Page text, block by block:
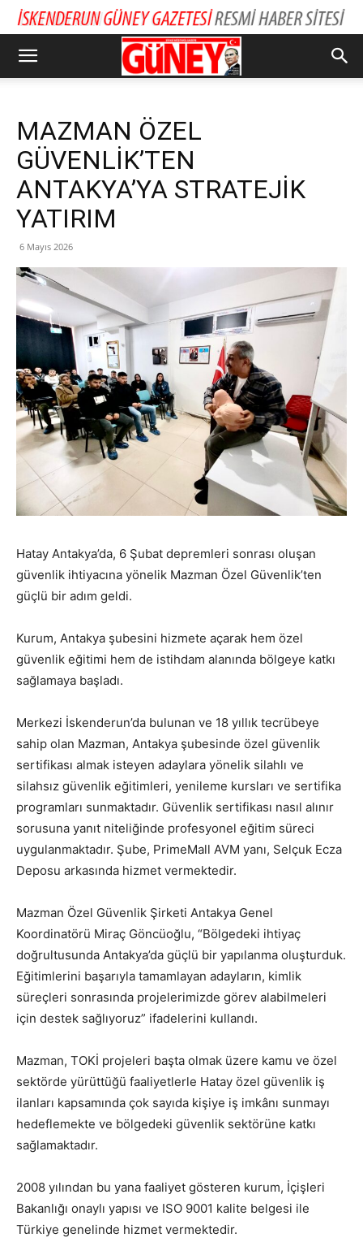
MAZMAN ÖZEL
GÜVENLİK’TEN
ANTAKYA’YA STRATEJİK
YATIRIM
6 Mayıs 2026
Hatay Antakya’da, 6 Şubat depremleri sonrası oluşan
güvenlik ihtiyacına yönelik Mazman Özel Güvenlik’ten
güçlü bir adım geldi.
Kurum, Antakya şubesini hizmete açarak hem özel
güvenlik eğitimi hem de istihdam alanında bölgeye katkı
sağlamaya başladı.
Merkezi İskenderun’da bulunan ve 18 yıllık tecrübeye
sahip olan Mazman, Antakya şubesinde özel güvenlik
sertifikası almak isteyen adaylara yönelik silahlı ve
silahsız güvenlik eğitimleri, yenileme kursları ve sertifika
programları sunmaktadır. Güvenlik sertifikası nasıl alınır
sorusuna yanıt niteliğinde profesyonel eğitim süreci
uygulanmaktadır. Şube, PrimeMall AVM yanı, Selçuk Ecza
Deposu arkasında hizmet vermektedir.
Mazman Özel Güvenlik Şirketi Antakya Genel
Koordinatörü Miraç Göncüoğlu, “Bölgedeki ihtiyaç
doğrultusunda Antakya’da güçlü bir yapılanma oluşturduk.
Eğitimlerini başarıyla tamamlayan adayların, kimlik
süreçleri sonrasında projelerimizde görev alabilmeleri
için destek sağlıyoruz” ifadelerini kullandı.
Mazman, TOKİ projeleri başta olmak üzere kamu ve özel
sektörde yürüttüğü faaliyetlerle Hatay özel güvenlik iş
ilanları kapsamında çok sayıda kişiye iş imkânı sunmayı
hedeflemekte ve bölgedeki güvenlik sektörüne katkı
sağlamaktadır.
2008 yılından bu yana faaliyet gösteren kurum, İçişleri
Bakanlığı onaylı yapısı ve ISO 9001 kalite belgesi ile
Türkiye genelinde hizmet vermektedir.